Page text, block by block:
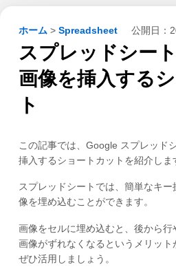
ホーム > Spreadsheet 公開日：
スプレッドシー
画像を挿入する
ト
この記事では、Google スプレッド
挿入するショートカットを紹介しま
スプレッドシートでは、簡単なキ
像を埋め込むことができます。
画像をセルに埋め込むと、後から
画像がずれなくなるというメリッ
ぜひ活用しましょう。